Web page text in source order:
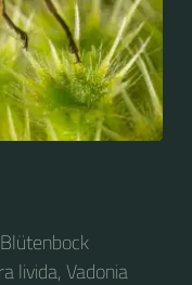
livida, Vadonia